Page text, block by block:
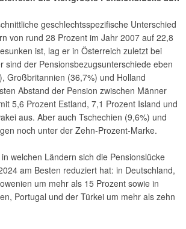
geschlechtsspezifische Unterschied
von rund 28 Prozent im Jahr 2007 auf 22,8
ist, lag er in Österreich zuletzt bei
sind der Pensionsbezugsunterschiede eben
Großbritannien (36,7%) und Holland
Abstand der Pension zwischen Männer
5,6 Prozent Estland, 7,1 Prozent Island und
aus. Aber auch Tschechien (9,6%) und
noch unter der Zehn-Prozent-Marke.
welchen Ländern sich die Pensionslücke
am Besten reduziert hat: in Deutschland,
um mehr als 15 Prozent sowie in
Portugal und der Türkei um mehr als zehn